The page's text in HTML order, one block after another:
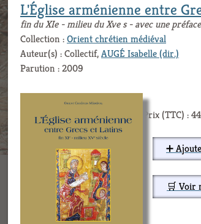
L'Église arménienne entre
fin du XIe - milieu du Xve s - avec une
Collection :Orient chrétien médiéval
Auteur(s) : Collectif,AUGÉ Isabelle (dir.)
Parution : 2009
Prix (TTC) :
➕
🛒 Voir